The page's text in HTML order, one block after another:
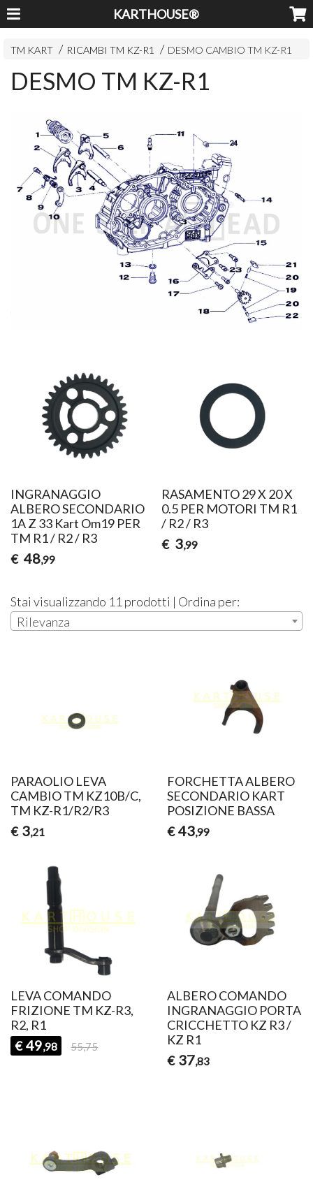
KARTHOUSE®
TM KART RICAMBI TM KZ-R1 DESMO CAMBIO TM KZ-R1
DESMO TM KZ-R1
INGRANAGGIO
ALBERO SECONDARIO
1A Z 33 Kart Om19 PER
TM R1 / R2 / R3
€ 48,99
RASAMENTO 29 X 20 X
0.5 PER MOTORI TM R1
/ R2 / R3
€ 3,99
Stai visualizzando 11 prodotti | Ordina per:
Rilevanza
PARAOLIO LEVA
CAMBIO TM KZ10B/C,
TM KZ-R1/R2/R3
€ 3,21
FORCHETTA ALBERO
SECONDARIO KART
POSIZIONE BASSA
€ 43,99
LEVA COMANDO
FRIZIONE TM KZ-R3,
R2, R1
€ 49,98 55,75
ALBERO COMANDO
INGRANAGGIO PORTA
CRICCHETTO KZ R3 /
KZ R1
€ 37,83